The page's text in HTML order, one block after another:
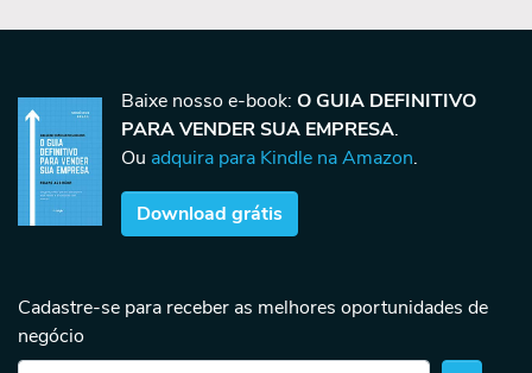
Baixe nosso e-book: O GUIA DEFINITIVO
PARA VENDER SUA EMPRESA.
Ou adquira para Kindle na Amazon.
Download grátis
Cadastre-se para receber as melhores oportunidades de
negócio